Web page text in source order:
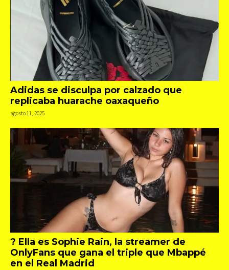
Adidas se disculpa por calzado que
replicaba huarache oaxaqueño
agosto 11, 2025
? Ella es Sophie Rain, la streamer de
OnlyFans que gana el triple que Mbappé
en el Real Madrid